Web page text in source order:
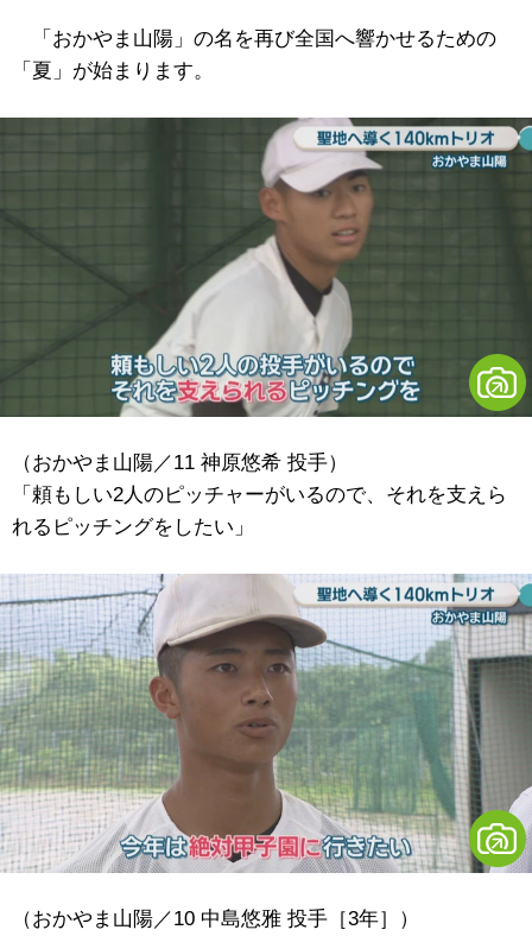
「おかやま山陽」の名を再び全国へ響かせるための
「夏」が始まります。
（おかやま山陽／11 神原悠希 投手）
「頼もしい2人のピッチャーがいるので、それを支えら
れるピッチングをしたい」
（おかやま山陽／10 中島悠雅 投手［3年］）